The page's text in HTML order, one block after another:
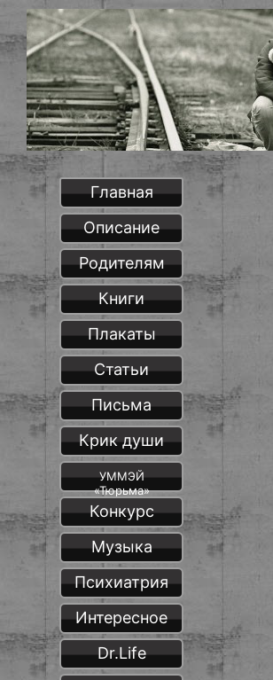
Главная
Описание
Родителям
Книги
Плакаты
Статьи
Письма
Крик души
УММЭЙ
«Тюрьма»
Конкурс
Музыка
Психиатрия
Интересное
Dr.Life